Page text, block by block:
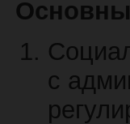
с